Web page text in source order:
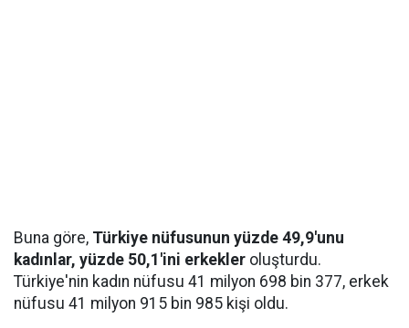
Buna göre, Türkiye nüfusunun yüzde 49,9'unu
kadınlar, yüzde 50,1'ini erkekler oluşturdu.
Türkiye'nin kadın nüfusu 41 milyon 698 bin 377, erkek
nüfusu 41 milyon 915 bin 985 kişi oldu.